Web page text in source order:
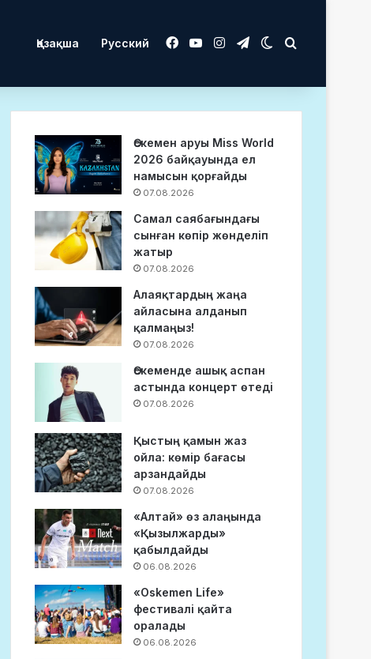
Қазақша Русский Facebook
YouTubeInstagram
TelegramSwitch skin
Өскемен аруы Miss World
2026 байқауында ел
намысын қорғайды
07.08.2026
Самал саябағындағы
сынған көпір жөнделіп
жатыр
07.08.2026
Алаяқтардың жаңа
айласына алданып
қалмаңыз!
07.08.2026
Өскеменде ашық аспан
астында концерт өтеді
07.08.2026
Қыстың қамын жаз
ойла: көмір бағасы
арзандайды
07.08.2026
«Алтай» өз алаңында
«Қызылжарды»
қабылдайды
06.08.2026
«Oskemen Life»
фестивалі қайта
оралады
06.08.2026